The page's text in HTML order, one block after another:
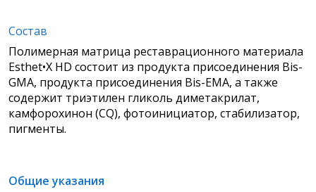
Состав
Полимерная матрица реставрационного материала
Esthet•X HD состоит из продукта присоединения Bis-
GMA, продукта присоединения Bis-EMA, а также
содержит триэтилен гликоль диметакрилат,
камфорохинон (CQ), фотоинициатор, стабилизатор,
пигменты.
Общие указания